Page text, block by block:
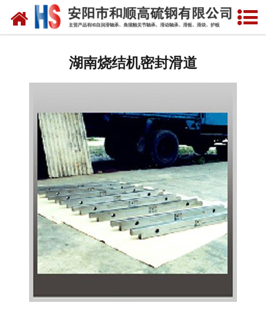
网站首页
湖南自润滑耐磨衬板
湖南铜合金镶嵌石墨
湖南高硫合金钢产品
湖南滑动轴承
湖南 环冷机轴承
湖南烧结机密封滑道